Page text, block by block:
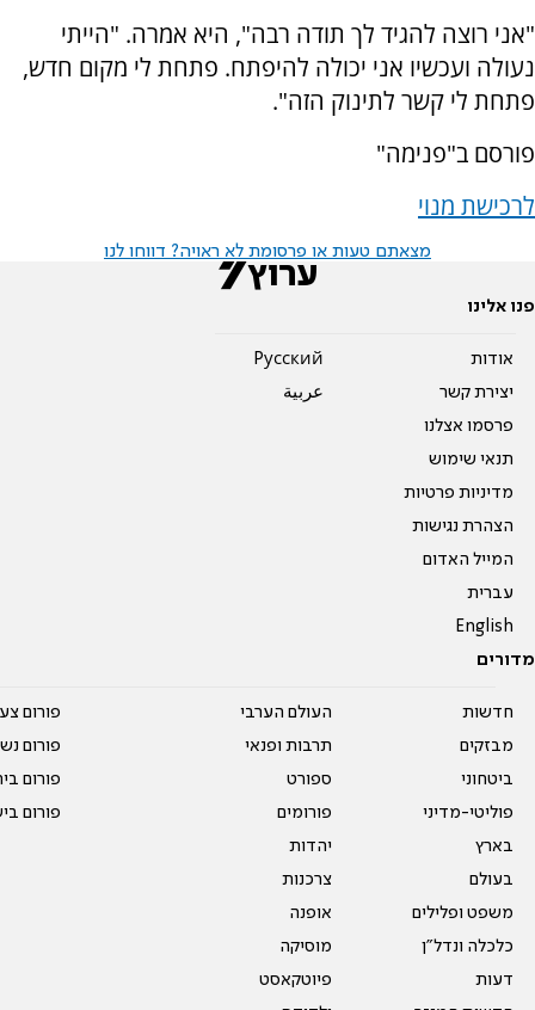
"אני רוצה להגיד לך תודה רבה", היא אמרה. "הייתי
נעולה ועכשיו אני יכולה להיפתח. פתחת לי מקום חדש,
פתחת לי קשר לתינוק הזה".
פורסם ב"פנימה"
לרכישת מנוי
מצאתם טעות או פרסומת לא ראויה? דווחו לנו
פנו אלינו
אודות
יצירת קשר
פרסמו אצלנו
תנאי שימוש
מדיניות פרטיות
הצהרת נגישות
המייל האדום
עברית
English
Pусский
عربية
מדורים
חדשות
מבזקים
ביטחוני
פוליטי-מדיני
בארץ
בעולם
משפט ופלילים
כלכלה ונדל"ן
דעות
העולם הערבי
תרבות ופנאי
ספורט
פורומים
יהדות
צרכנות
אופנה
מוסיקה
פיוטקאסט
פורום
פורום
פורום
פורום